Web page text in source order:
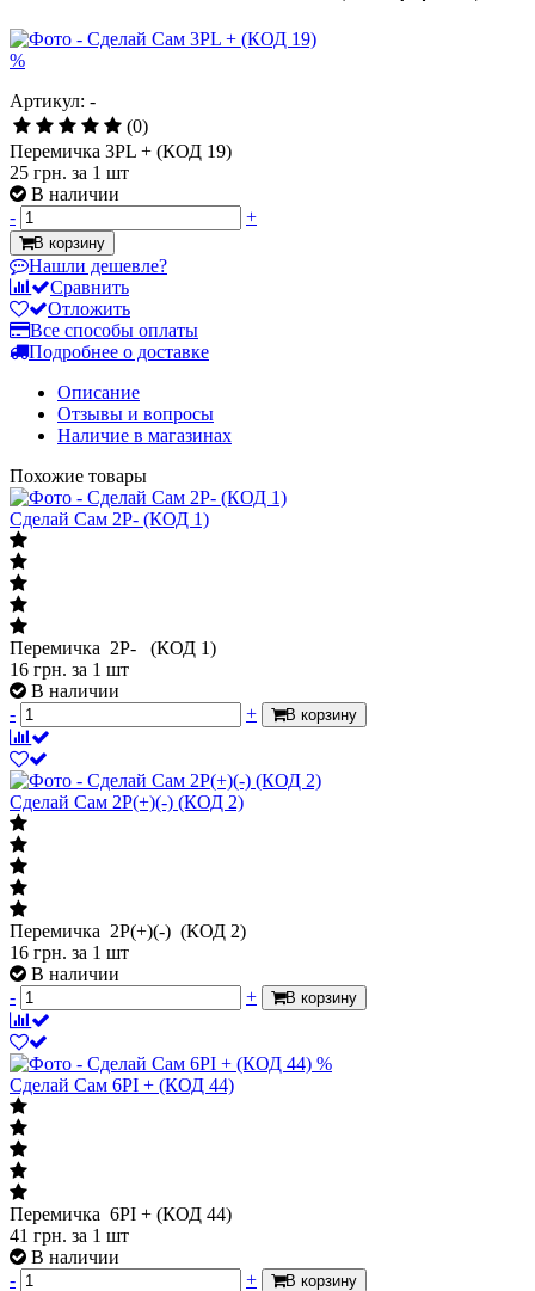
%
Артикул: -
(0)
Перемичка 3PL + (КОД 19)
25 грн. за 1 шт
В наличии
-
+
В корзину
Нашли дешевле?
Сравнить
Отложить
Все способы оплаты
Подробнее о доставке
Описание
Отзывы и вопросы
Наличие в магазинах
Похожие товары
Сделай Сам 2P- (КОД 1)
Перемичка 2P- (КОД 1)
16 грн. за 1 шт
В наличии
-
+ В корзину
Сделай Сам 2P(+)(-) (КОД 2)
Перемичка 2P(+)(-) (КОД 2)
16 грн. за 1 шт
В наличии
-
+ В корзину
%
Сделай Сам 6PI + (КОД 44)
Перемичка 6PI + (КОД 44)
41 грн. за 1 шт
В наличии
-
+ В корзину